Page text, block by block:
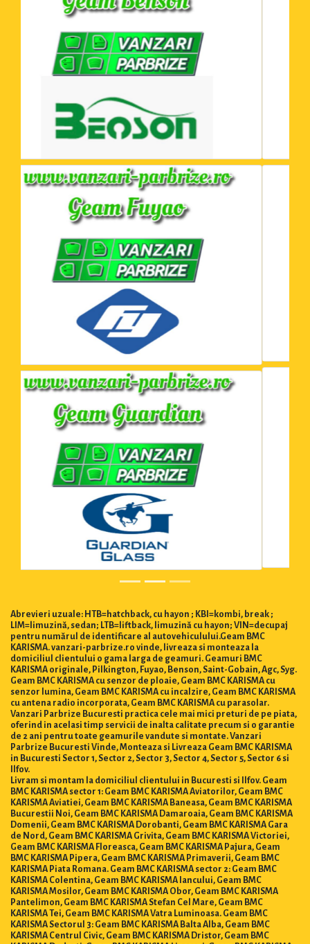
Abrevieri uzuale: HTB=hatchback, cu hayon ; KBI=kombi, break ;
LIM=limuzină, sedan; LTB=liftback, limuzină cu hayon; VIN=decupaj
pentru numărul de identificare al autovehiculului.Geam BMC
KARISMA. vanzari-parbrize.ro vinde, livreaza si monteaza la
domiciliul clientului o gama larga de geamuri. Geamuri BMC
KARISMA originale, Pilkington, Fuyao, Benson, Saint-Gobain, Agc, Syg.
Geam BMC KARISMA cu senzor de ploaie, Geam BMC KARISMA cu
senzor lumina, Geam BMC KARISMA cu incalzire, Geam BMC KARISMA
cu antena radio incorporata, Geam BMC KARISMA cu parasolar.
Vanzari Parbrize Bucuresti practica cele mai mici preturi de pe piata,
oferind in acelasi timp servicii de inalta calitate precum si o garantie
de 2 ani pentru toate geamurile vandute si montate. Vanzari
Parbrize Bucuresti Vinde, Monteaza si Livreaza Geam BMC KARISMA
in Bucuresti Sector 1, Sector 2, Sector 3, Sector 4, Sector 5, Sector 6 si
Ilfov.
Livram si montam la domiciliul clientului in Bucuresti si Ilfov. Geam
BMC KARISMA sector 1: Geam BMC KARISMA Aviatorilor, Geam BMC
KARISMA Aviatiei, Geam BMC KARISMA Baneasa, Geam BMC KARISMA
Bucurestii Noi, Geam BMC KARISMA Damaroaia, Geam BMC KARISMA
Domenii, Geam BMC KARISMA Dorobanti, Geam BMC KARISMA Gara
de Nord, Geam BMC KARISMA Grivita, Geam BMC KARISMA Victoriei,
Geam BMC KARISMA Floreasca, Geam BMC KARISMA Pajura, Geam
BMC KARISMA Pipera, Geam BMC KARISMA Primaverii, Geam BMC
KARISMA Piata Romana. Geam BMC KARISMA sector 2: Geam BMC
KARISMA Colentina, Geam BMC KARISMA Iancului, Geam BMC
KARISMA Mosilor, Geam BMC KARISMA Obor, Geam BMC KARISMA
Pantelimon, Geam BMC KARISMA Stefan Cel Mare, Geam BMC
KARISMA Tei, Geam BMC KARISMA Vatra Luminoasa. Geam BMC
KARISMA Sectorul 3: Geam BMC KARISMA Balta Alba, Geam BMC
KARISMA Centrul Civic, Geam BMC KARISMA Dristor, Geam BMC